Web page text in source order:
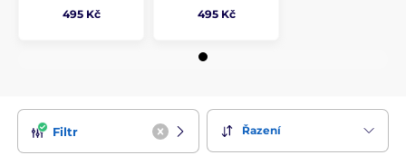
495 Kč
495 Kč
Filtr Řazení